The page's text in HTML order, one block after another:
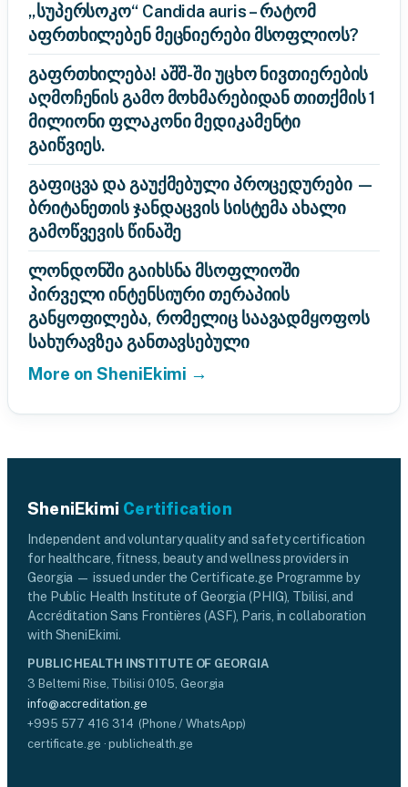
„სუპერსოკო“ Candida auris – რატომ
აფრთხილებენ მეცნიერები მსოფლიოს?
გაფრთხილება! აშშ-ში უცხო ნივთიერების
აღმოჩენის გამო მოხმარებიდან თითქმის 1
მილიონი ფლაკონი მედიკამენტი
გაიწვიეს.
გაფიცვა და გაუქმებული პროცედურები —
ბრიტანეთის ჯანდაცვის სისტემა ახალი
გამოწვევის წინაშე
ლონდონში გაიხსნა მსოფლიოში
პირველი ინტენსიური თერაპიის
განყოფილება, რომელიც საავადმყოფოს
სახურავზეა განთავსებული
More on SheniEkimi →
SheniEkimi Certification
Independent and voluntary quality and safety certification
for healthcare, fitness, beauty and wellness providers in
Georgia — issued under the Certificate.ge Programme by
the Public Health Institute of Georgia (PHIG), Tbilisi, and
Accréditation Sans Frontières (ASF), Paris, in collaboration
with SheniEkimi.
PUBLIC HEALTH INSTITUTE OF GEORGIA
3 Beltemi Rise, Tbilisi 0105, Georgia
info@accreditation.ge
+995 577 416 314 (Phone / WhatsApp)
certificate.ge · publichealth.ge